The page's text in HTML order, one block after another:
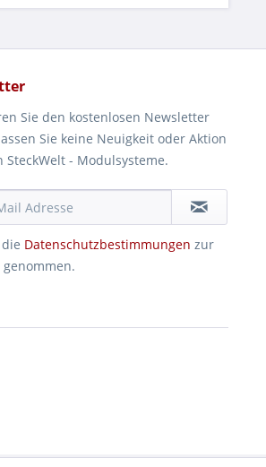
Sie den kostenlosen Newsletter
Sie keine Neuigkeit oder Aktion
SteckWelt - Modulsysteme.
Datenschutzbestimmungen zur